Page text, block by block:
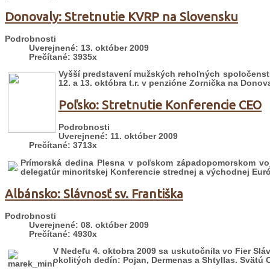
Donovaly: Stretnutie KVRP na Slovensku
Podrobnosti
Uverejnené: 13. október 2009
Prečítané: 3935x
Vyšší predstavení mužských rehoľných
12. a 13. októbra t.r. v penzióne Zornička na
Poľsko: Stretnutie Konferencie CEO
Podrobnosti
Uverejnené: 11. október 2009
Prečítané: 3713x
Prímorská dedina Plesna v poľskom západopomorskom
delegatúr minoritskej Konferencie strednej a východnej
Albánsko: Slávnosť sv. Františka
Podrobnosti
Uverejnené: 08. október 2009
Prečítané: 4930x
V Nedeľu 4. oktobra 2009 sa uskutočnila vo Fier
okolitých dedín: Pojan, Dermenas a Shtyllas. Svätú